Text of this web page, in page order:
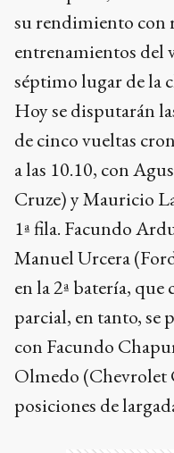
su rendimiento con
entrenamientos del
séptimo lugar de la
Hoy se disputarán
de cinco vueltas
a las 10.10, con
Cruze) y Mauricio
1ª fila. Facundo
Manuel Urcera
en la 2ª batería, que
parcial, en tanto, se
con Facundo
Olmedo (Chevrolet
posiciones de